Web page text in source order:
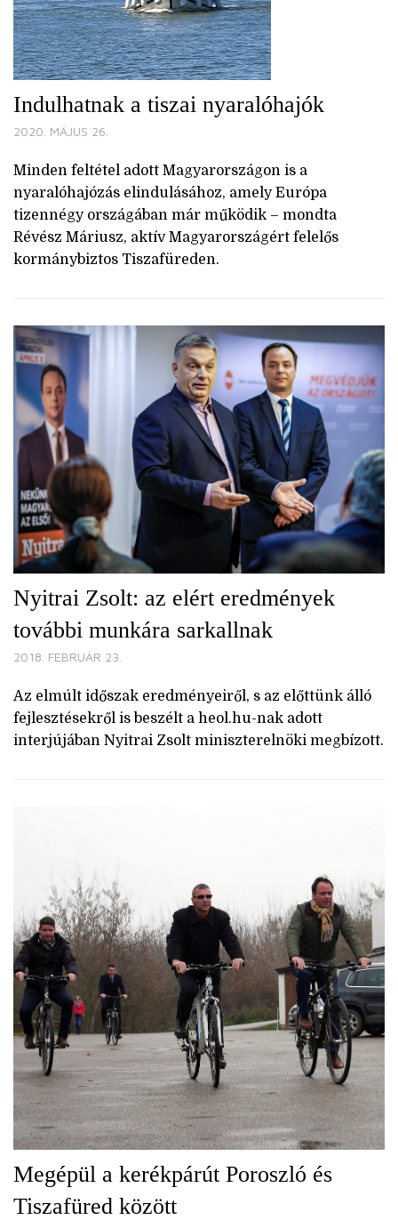
Indulhatnak a tiszai nyaralóhajók
2020. MÁJUS 26.
Minden feltétel adott Magyarországon is a
nyaralóhajózás elindulásához, amely Európa
tizennégy országában már működik – mondta
Révész Máriusz, aktív Magyarországért felelős
kormánybiztos Tiszafüreden.
Nyitrai Zsolt: az elért eredmények
további munkára sarkallnak
2018. FEBRUÁR 23.
Az elmúlt időszak eredményeiről, s az előttünk álló
fejlesztésekről is beszélt a heol.hu-nak­ adott
interjújában Nyitrai Zsolt ­miniszterelnöki megbízott.
Megépül a kerékpárút Poroszló és
Tiszafüred között